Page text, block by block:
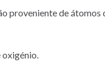
proveniente de átomos
oxigénio.